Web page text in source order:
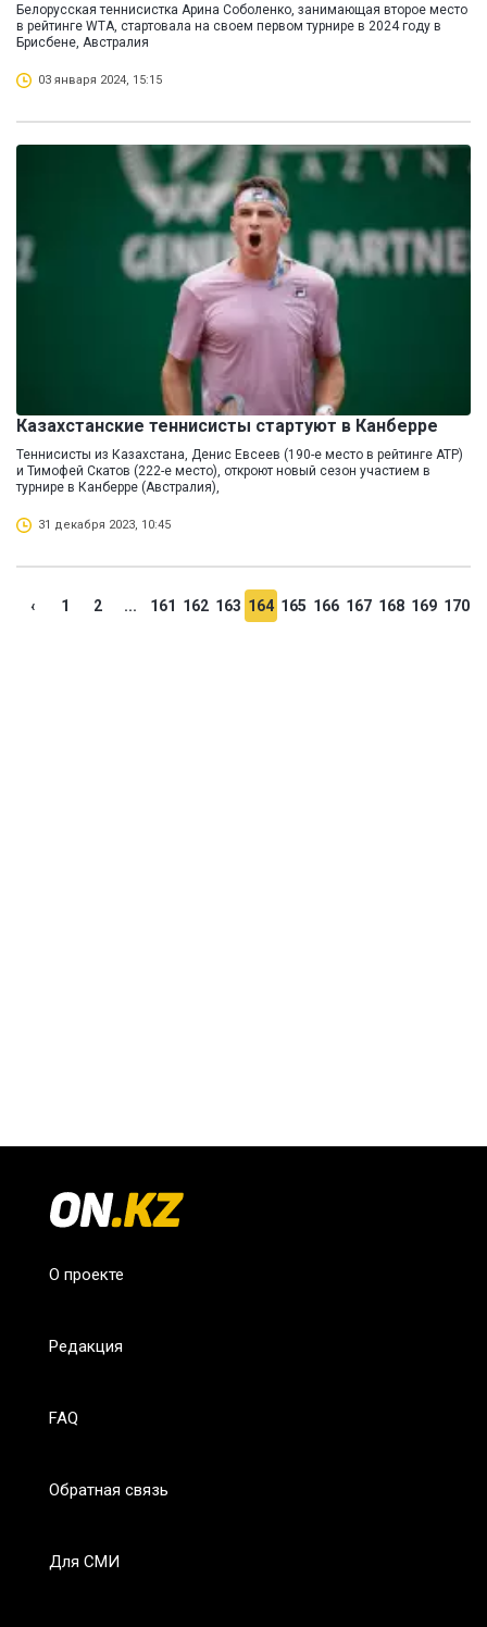
Белорусская теннисистка Арина Соболенко, занимающая второе место
в рейтинге WTA, стартовала на своем первом турнире в 2024 году в
Брисбене, Австралия
03 января 2024, 15:15
Казахстанские теннисисты стартуют в Канберре
Теннисисты из Казахстана, Денис Евсеев (190-е место в рейтинге ATP)
и Тимофей Скатов (222-е место), откроют новый сезон участием в
турнире в Канберре (Австралия),
31 декабря 2023, 10:45
‹ 1 2 ... 161 162 163 164 165 166 167 168 169 170
О проекте
Редакция
FAQ
Обратная связь
Для СМИ